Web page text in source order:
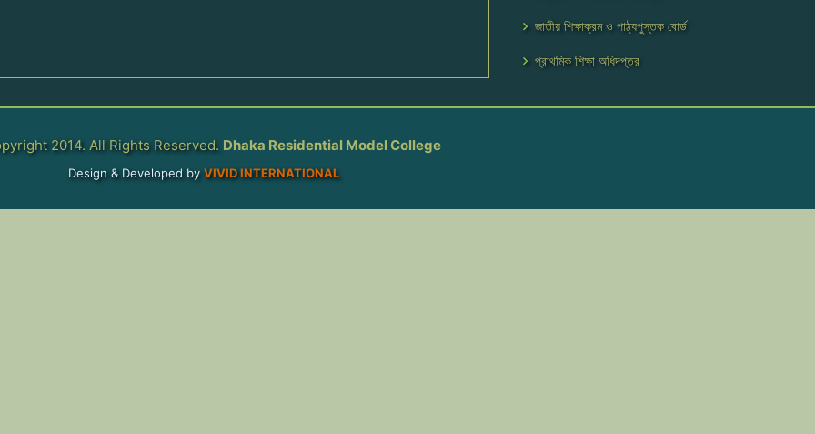
জাতীয় শিক্ষাক্রম ও পাঠ্যপুস্তক বোর্ড
প্রাথমিক শিক্ষা অধিদপ্তর
2014. All Rights Reserved. Dhaka Residential Model College
Design & Developed by VIVID INTERNATIONAL